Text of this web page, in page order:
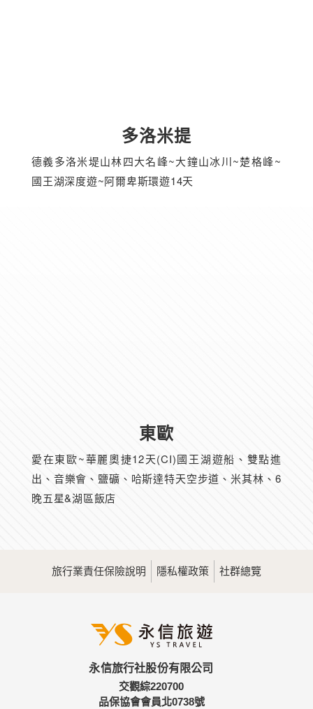
多洛米提
德義多洛米堤山林四大名峰~大鐘山冰川~楚格峰~
國王湖深度遊~阿爾卑斯環遊14天
東歐
愛在東歐~華麗奧捷12天(CI)國王湖遊船、雙點進
出、音樂會、鹽礦、哈斯達特天空步道、米其林、6
晚五星&湖區飯店
旅行業責任保險說明 隱私權政策 社群總覽
永信旅行社股份有限公司
交觀綜220700
品保協會會員北0738號